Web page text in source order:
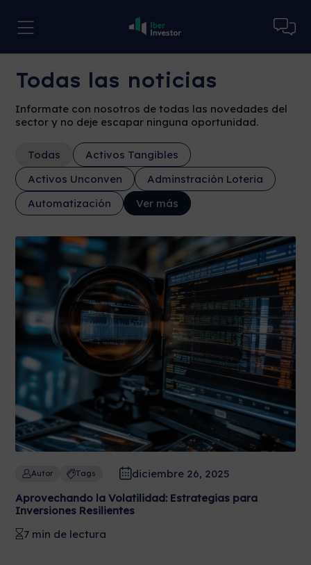
Todas las noticias
Informate con nosotros de todas las novedades del
sector y no deje escapar ninguna oportunidad.
Todas
Activos Tangibles
Activos Unconven
Adminstración Loteria
Automatización
Ver más
Autor Tags
diciembre 26, 2025
Aprovechando la Volatilidad: Estrategias para
Inversiones Resilientes
7 min de lectura